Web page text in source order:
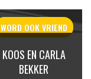
WORD OOKVRIEND
JAN GREUTER